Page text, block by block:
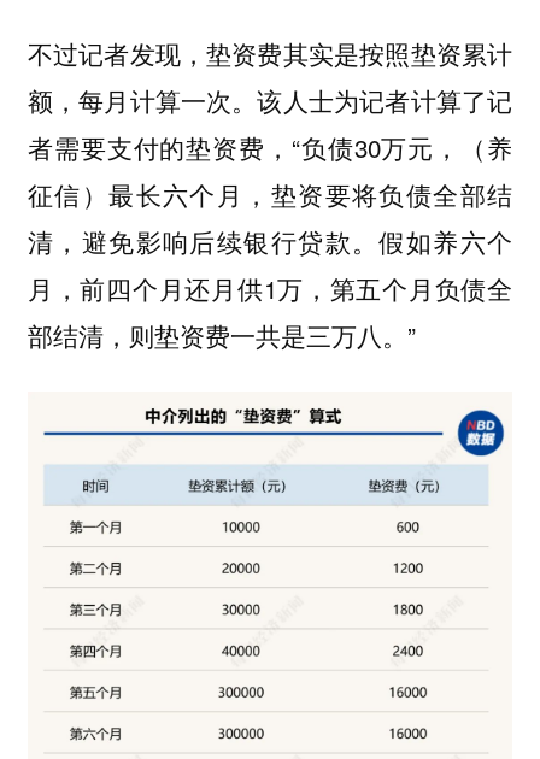
不过记者发现，垫资费其实是按照垫资累计
额，每月计算一次。该人士为记者计算了记
者需要支付的垫资费，“负债30万元，（养
征信）最长六个月，垫资要将负债全部结
清，避免影响后续银行贷款。假如养六个
月，前四个月还月供1万，第五个月负债全
部结清，则垫资费一共是三万八。”